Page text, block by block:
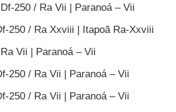
250 / Ra Vii | Paranoá – Vii
250 / Ra Xxviii | Itapoã Ra-Xxviii
Vii | Paranoá – Vii
250 / Ra Vii | Paranoá – Vii
250 / Ra Vii | Paranoá – Vii